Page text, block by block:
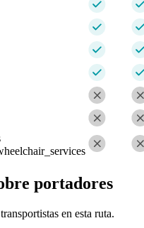
portadores
en esta ruta.